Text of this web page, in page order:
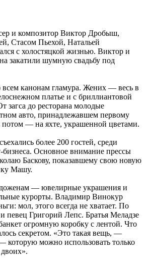
и композитор Виктор Дробыш,
Стасом Пьехой, Натальей
с холостяцкой жизнью. Виктор и
закатили шумную свадьбу под
канонам гламура. Жених — весь в
платье и с бриллиантовой
загса до ресторана молодые
авто, принадлежавшем первому
потом — на яхте, украшенной цветами.
более 200 гостей, среди
Основное внимание прессы
Баскову, показавшему свою новую
Машу.
— ювелирные украшения и
курорты. Владимир Винокур
мол, этого всегда не хватает. По
певец Григорий Лепс. Братья Меладзе
огромную коробку с лентой. Что
секретом. «Это такая вещь, —
которую можно использовать только